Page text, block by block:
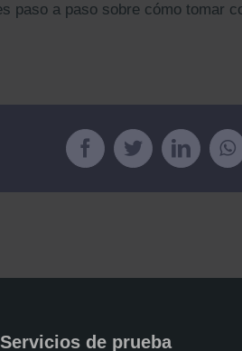
paso a paso sobre cómo tomar
FacebookTwitter
Servicios de prueba